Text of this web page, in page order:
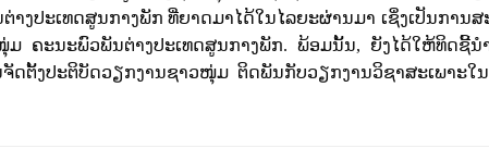
ງປະເທດສູນກາງພັກ ທີ່ຍາດມາໄດ້ໃນໄລຍະຜ່ານມາ ເຊິ່ງເປັນການສ
ຄະນະພົວພັນຕ່າງປະເທດສູນກາງພັກ. ພ້ອມນັ້ນ, ຍັງໄດ້ໃຫ້ທິດຊີ້
ຕັ້ງປະຕິບັດວຽກງານຊາວໜຸ່ມ ຕິດພັນກັບວຽກງານວິຊາສະເພາະໃ